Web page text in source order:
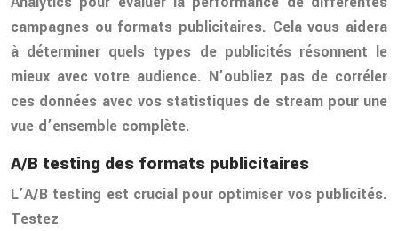
campagnes ou formats publicitaires. Cela vous aidera
à déterminer quels types de publicités résonnent le
mieux avec votre audience. N’oubliez pas de corréler
ces données avec vos statistiques de stream pour une
vue d’ensemble complète.
A/B testing des formats publicitaires
L’A/B testing est crucial pour optimiser vos publicités.
Testez